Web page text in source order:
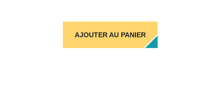
AJOUTER AU PANIER